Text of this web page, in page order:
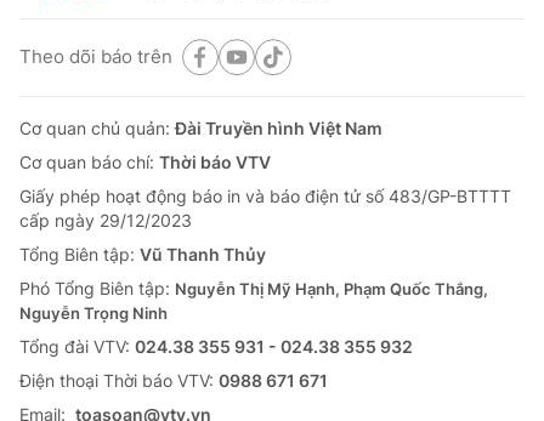
Theo dõi báo trên
Cơ quan chủ quản:Đài Truyền hình Việt Nam
Cơ quan báo chí: Thời báo VTV
Giấy phép hoạt động báo in và báo điện tử số 483/GP-BTTTT
cấp ngày 29/12/2023
Tổng Biên tập: Vũ Thanh Thủy
Phó Tổng Biên tập: Nguyễn Thị Mỹ Hạnh, Phạm Quốc Thắng,
Nguyễn Trọng Ninh
Tổng đài VTV: 024.38 355 931 - 024.38 355 932
Ðiện thoại Thời báo VTV: 0988 671 671
Email: toasoan@vtv.vn